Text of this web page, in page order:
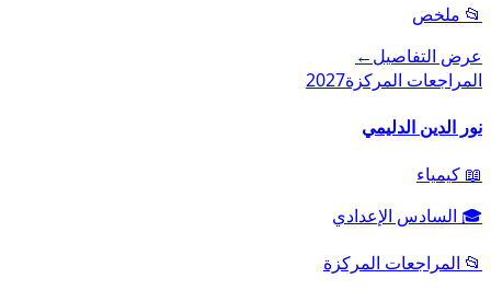
📂 ملخص
عرض التفاصيل←
المراجعات المركزة2027
نور الدين الدليمي
📖 كيمياء
🎓 السادس الإعدادي
📂 المراجعات المركزة